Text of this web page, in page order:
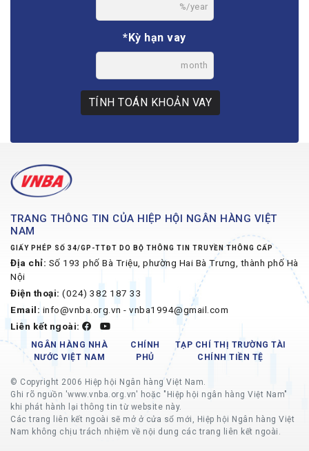
%/year
*Kỳ hạn vay
month
TÍNH TOÁN KHOẢN VAY
TRANG THÔNG TIN CỦA HIỆP HỘI NGÂN HÀNG VIỆT
NAM
GIẤY PHÉP SỐ 34/GP-TTĐT DO BỘ THÔNG TIN TRUYỀN THÔNG CẤP
Địa chỉ: Số 193 phố Bà Triệu, phường Hai Bà Trưng, thành phố Hà
Nội
Điện thoại: (024) 382 187 33
Email: info@vnba.org.vn - vnba1994@gmail.com
Liên kết ngoài:
NGÂN HÀNG NHÀ
NƯỚC VIỆT NAM
CHÍNH
PHỦ
TẠP CHÍ THỊ TRƯỜNG TÀI
CHÍNH TIỀN TỆ
© Copyright 2006 Hiệp hội Ngân hàng Việt Nam.
Ghi rõ nguồn 'www.vnba.org.vn' hoặc "Hiệp hội ngân hàng Việt Nam"
khi phát hành lại thông tin từ website này.
Các trang liên kết ngoài sẽ mở ở cửa sổ mới, Hiệp hội Ngân hàng Việt
Nam không chịu trách nhiệm về nội dung các trang liên kết ngoài.